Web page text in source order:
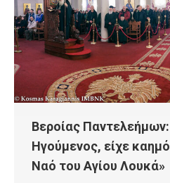
Βεροίας
Ηγούμενος, είχε
Ναό του Αγίου Λουκά»